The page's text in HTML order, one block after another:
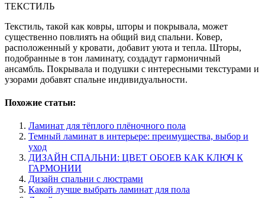
ТЕКСТИЛЬ
Текстиль, такой как ковры, шторы и покрывала, может
существенно повлиять на общий вид спальни. Ковер,
расположенный у кровати, добавит уюта и тепла. Шторы,
подобранные в тон ламинату, создадут гармоничный
ансамбль. Покрывала и подушки с интересными текстурами и
узорами добавят спальне индивидуальности.
Похожие статьи:
Ламинат для тёплого плёночного пола
Темный ламинат в интерьере: преимущества, выбор и
уход
ДИЗАЙН СПАЛЬНИ: ЦВЕТ ОБОЕВ КАК КЛЮЧ К
ГАРМОНИИ
Дизайн спальни с люстрами
Какой лучше выбрать ламинат для пола